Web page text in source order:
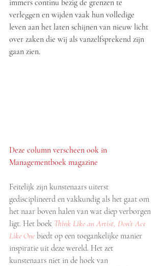
immers continu bezig de grenzen te
verleggen en wijden vaak hun volledige
leven aan het laten schijnen van nieuw licht
over zaken die wij als vanzelfsprekend zijn
gaan zien.
Deze column verscheen ook in
Managementboek magazine
Feitelijk zijn kunstenaars uiterst
gedisciplineerd en vakkundig als het gaat om
het naar boven halen van wat diep verborgen
ligt. Het boek Think Like an Artist, Don’t Act
Like One biedt op een toegankelijke manier
inspiratie uit deze wereld. Het zet
kunstenaars niet in de hoek van